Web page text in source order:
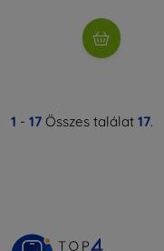
1 - 17 Összes találat 17.